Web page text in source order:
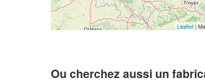
Leaflet |
Ou cherchez aussi un